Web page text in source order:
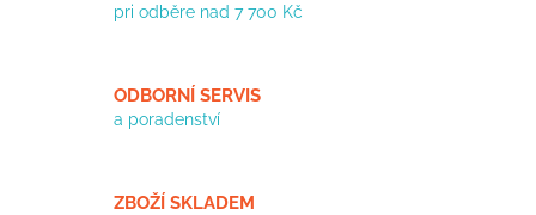
pri odběre nad 7 700 Kč
ODBORNÍ SERVIS
a poradenství
ZBOŽÍ SKLADEM